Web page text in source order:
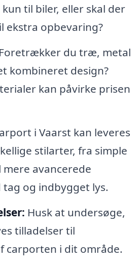
til biler, eller skal der
ekstra opbevaring?
Foretrækker du træ, metal
kombineret design?
kan påvirke prisen
i Vaarst kan leveres
stilarter, fra simple
avancerede
tag og indbygget lys.
Husk at undersøge,
tilladelser til
carporten i dit område.